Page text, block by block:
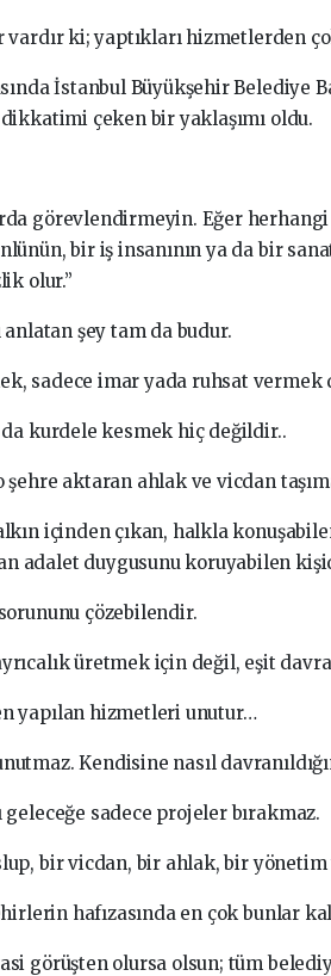
ki; yaptıkları hizmetlerden
İstanbul Büyükşehir Belediye
çeken bir yaklaşımı oldu.
görevlendirmeyin. Eğer herhangi
bir iş insanının ya da bir
olur.”
şey tam da budur.
sadece imar yada ruhsat vermek
kurdele kesmek hiç değildir..
şehre aktaran ahlak ve vicdan
içinden çıkan, halkla
adalet duygusunu koruyabilen
çözebilendir.
üretmek için değil, eşit
yapılan hizmetleri unutur…
Kendisine nasıl
geleceğe sadece projeler bırakmaz.
bir vicdan, bir ahlak, bir yönetim
hafızasında en çok bunlar
görüşten olursa olsun; tüm